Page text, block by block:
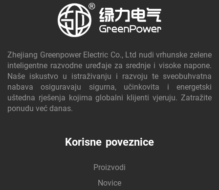
Zhejiang Greenpower Electric Co., Ltd nudi vrhunske zelene
inteligentne razvodne uređaje za srednje i visoke napone.
Naše iskustvo u istraživanju i razvoju te sveobuhvatna
nabava osiguravaju sigurna, učinkovita i energetski
uštedna rješenja kojima globalni klijenti vjeruju. Zatražite
ponudu već danas.
Korisne poveznice
Proizvodi
Novice